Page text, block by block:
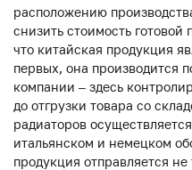
расположению
снизить стоимость
что китайская продукция
первых, она производится
компании – здесь
до отгрузки товара со
радиаторов
итальянском и немецком
продукция отправляется